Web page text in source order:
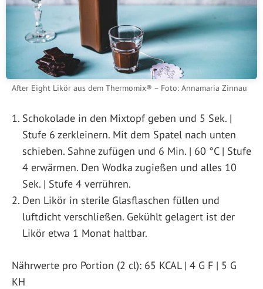
After Eight Likör aus dem Thermomix® – Foto: Annamaria Zinnau
Schokolade in den Mixtopf geben und 5 Sek. |
Stufe 6 zerkleinern. Mit dem Spatel nach unten
schieben. Sahne zufügen und 6 Min. | 60 °C | Stufe
4 erwärmen. Den Wodka zugießen und alles 10
Sek. | Stufe 4 verrühren.
Den Likör in sterile Glasflaschen füllen und
luftdicht verschließen. Gekühlt gelagert ist der
Likör etwa 1 Monat haltbar.
Nährwerte pro Portion (2 cl): 65 KCAL | 4 G F | 5 G
KH